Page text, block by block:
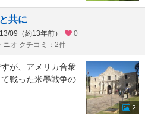
共に
09（約13年前）
0
ニオ クチコミ：2件
が、アメリカ合衆
戦った米墨戦争の
2